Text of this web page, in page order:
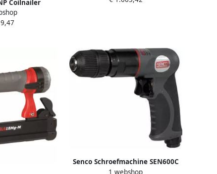
Coilnailer
| 38-
Senco Schroefmachine SEN600C
1 webshop